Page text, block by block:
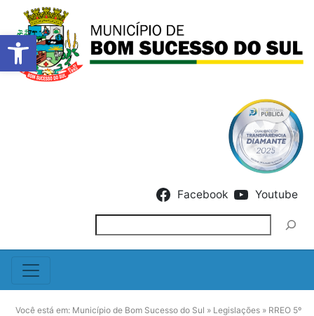
Barra de Ferramentas
Facebook Youtube
Você está em: Município de Bom Sucesso do Sul » Legislações » RREO 5º